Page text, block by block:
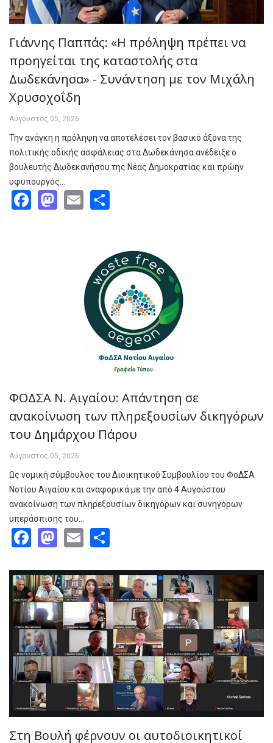
Γιάννης Παππάς: «Η πρόληψη πρέπει να
προηγείται της καταστολής στα
Δωδεκάνησα» - Συνάντηση με τον Μιχάλη
Χρυσοχοΐδη
Αύγουστος 05, 2026
Την ανάγκη η πρόληψη να αποτελέσει τον βασικό άξονα της
πολιτικής οδικής ασφάλειας στα Δωδεκάνησα ανέδειξε ο
βουλευτής Δωδεκανήσου της Νέας Δημοκρατίας και πρώην
υφυπουργός…
Facebook
Mastodon
Email
ΦΟΔΣΑ Ν. Αιγαίου: Απάντηση σε
ανακοίνωση των πληρεξουσίων δικηγόρων
του Δημάρχου Πάρου
Αύγουστος 05, 2026
Ως νομική σύμβουλος του Διοικητικού Συμβουλίου του ΦοΔΣΑ
Νοτίου Αιγαίου και αναφορικά με την από 4 Αυγούστου
ανακοίνωση των πληρεξουσίων δικηγόρων και συνηγόρων
υπεράσπισης του…
Facebook
Mastodon
Email
Στη Βουλή φέρνουν οι αυτοδιοικητικοί